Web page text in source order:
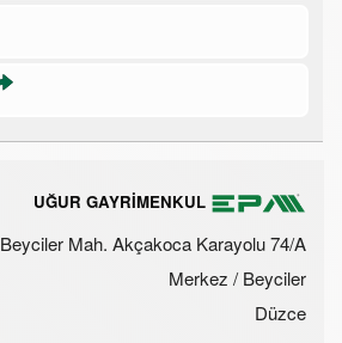
Beyciler Mah. Akçakoca Karayolu 74/A
Merkez / Beyciler
Düzce